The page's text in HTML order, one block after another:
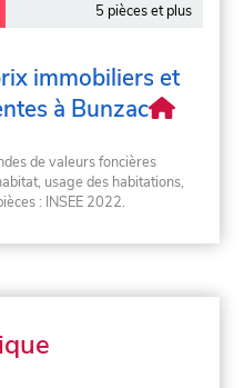
5 pièces et plus
immobiliers et
à Bunzac
de valeurs foncières
usage des habitations,
: INSEE 2022.